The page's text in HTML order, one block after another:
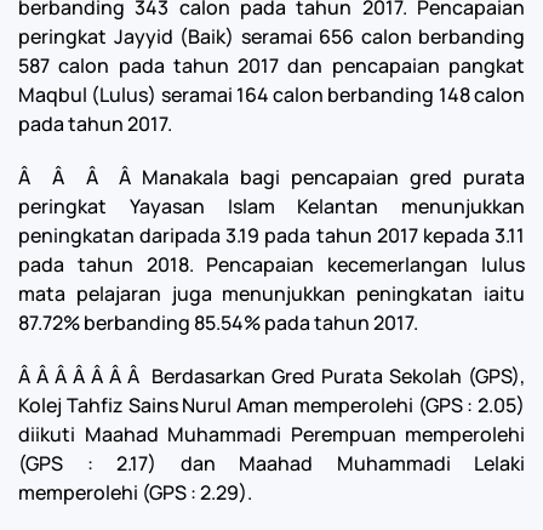
berbanding 343 calon pada tahun 2017. Pencapaian
peringkat Jayyid (Baik) seramai 656 calon berbanding
587 calon pada tahun 2017 dan pencapaian pangkat
Maqbul (Lulus) seramai 164 calon berbanding 148 calon
pada tahun 2017.
Â Â Â Â Manakala bagi pencapaian gred purata
peringkat Yayasan Islam Kelantan menunjukkan
peningkatan daripada 3.19 pada tahun 2017 kepada 3.11
pada tahun 2018. Pencapaian kecemerlangan lulus
mata pelajaran juga menunjukkan peningkatan iaitu
87.72% berbanding 85.54% pada tahun 2017.
Â Â Â Â Â Â Â Berdasarkan Gred Purata Sekolah (GPS),
Kolej Tahfiz Sains Nurul Aman memperolehi (GPS : 2.05)
diikuti Maahad Muhammadi Perempuan memperolehi
(GPS : 2.17) dan Maahad Muhammadi Lelaki
memperolehi (GPS : 2.29).